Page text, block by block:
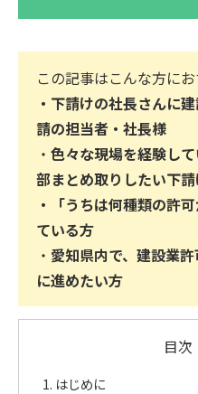
この記事はこんな方に
・ 下請けの社長さんに
請の担当者・社長様
・ 色々な現場を経験し
部まとめ取りしたい下
・「うちは何種類の許
ている方
・ 愛知県内で、建設業
に進めたい方
目次
はじめに